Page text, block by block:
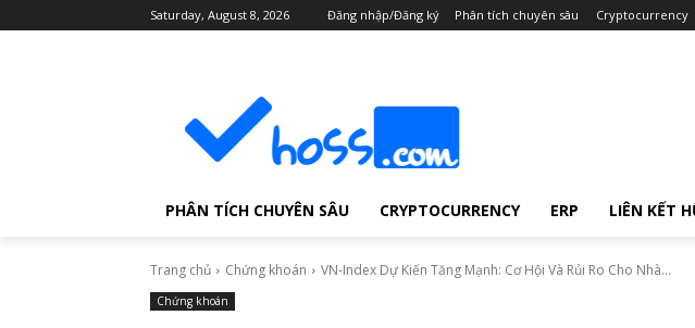
Saturday, August 8, 2026 Đăng nhập/Đăng ký Phân tích chuyên sâu Cryptocurrency
PHÂN TÍCH CHUYÊN SÂU CRYPTOCURRENCY ERP LIÊN KẾT
Trang chủ Chứng khoán VN-Index Dự Kiến Tăng Mạnh: Cơ Hội Và Rủi Ro Cho Nhà...
Chứng khoán